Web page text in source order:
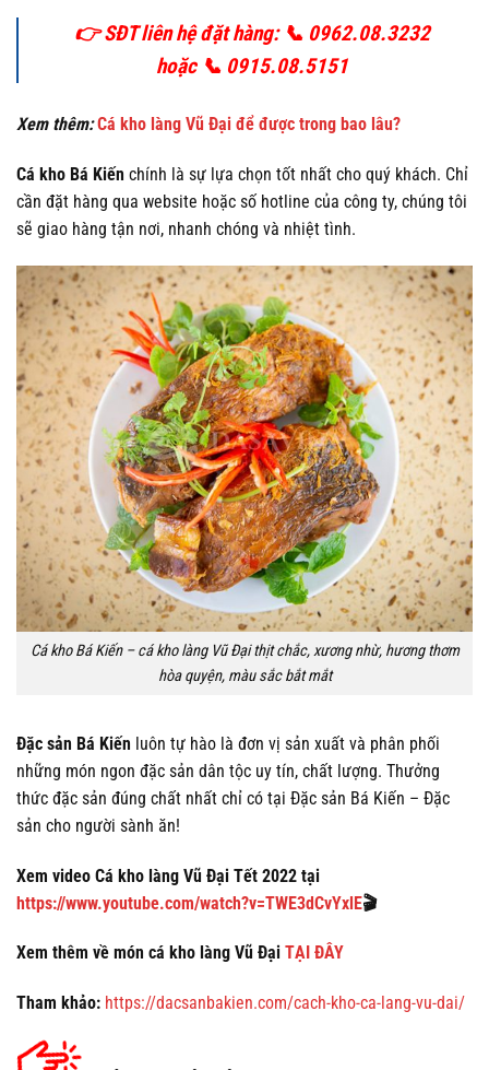
👉 SĐT liên hệ đặt hàng: 📞 0962.08.3232
hoặc 📞 0915.08.5151
Xem thêm:Cá kho làng Vũ Đại để được trong bao lâu?
Cá kho Bá Kiến chính là sự lựa chọn tốt nhất cho quý khách. Chỉ
cần đặt hàng qua website hoặc số hotline của công ty, chúng tôi
sẽ giao hàng tận nơi, nhanh chóng và nhiệt tình.
Cá kho Bá Kiến – cá kho làng Vũ Đại thịt chắc, xương nhừ, hương thơm
hòa quyện, màu sắc bắt mắt
Đặc sản Bá Kiến luôn tự hào là đơn vị sản xuất và phân phối
những món ngon đặc sản dân tộc uy tín, chất lượng. Thưởng
thức đặc sản đúng chất nhất chỉ có tại Đặc sản Bá Kiến – Đặc
sản cho người sành ăn!
Xem video Cá kho làng Vũ Đại Tết 2022 tại
https://www.youtube.com/watch?v=TWE3dCvYxlE🎬
Xem thêm về món cá kho làng Vũ Đại TẠI ĐÂY
Tham khảo: https://dacsanbakien.com/cach-kho-ca-lang-vu-dai/